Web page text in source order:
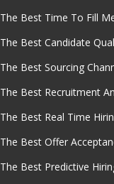
The Best Time To Fill
The Best Candidate
The Best Sourcing
The Best Recruitment
The Best Real Time
The Best Offer
The Best Predictive